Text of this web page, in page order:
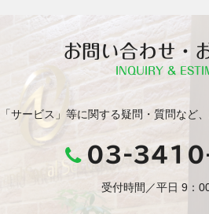
お問い合わせ・
INQUIRY &
「サービス」等に関する疑問・質問など
03-
受付時間／平日 9：